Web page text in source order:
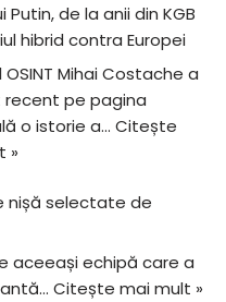
Putin, de la anii din KGB
hibrid contra Europei
OSINT Mihai Costache a
pe pagina
o istorie a… Citește
»
nișă selectate de
aceeași echipă care a
Citește mai mult »